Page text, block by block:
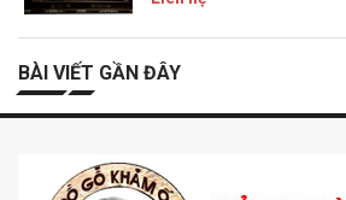
BÀI VIẾT GẦN ĐÂY